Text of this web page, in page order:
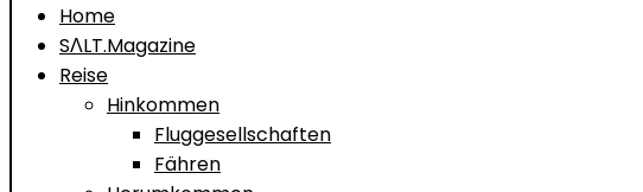
Home
SΛLT.Magazine
Reise
Hinkommen
Fluggesellschaften
Fähren